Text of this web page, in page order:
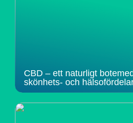
CBD – ett naturligt
skönhets- och